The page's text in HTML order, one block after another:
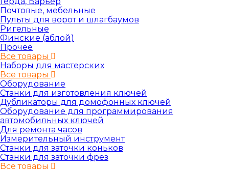
Почтовые, мебельные
Пульты для ворот и шлагбаумов
Ригельные
Финские (аблой)
Прочее
Все товары
Наборы для мастерских
Все товары
Оборудование
Станки для изготовления ключей
Дубликаторы для домофонных ключей
Оборудование для программирования
автомобильных ключей
Для ремонта часов
Измерительный инструмент
Станки для заточки коньков
Станки для заточки фрез
Все товары